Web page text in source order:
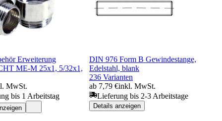
Erweiterung
ME-M 25x1, 5/32x1,
MwSt.
bis 1 Arbeitstag
DIN 976 Form B Gewindestange,
Edelstahl, blank
236 Varianten
ab 7,79 €inkl. MwSt.
Lieferung bis 2-3 Arbeitstage
Details anzeigen